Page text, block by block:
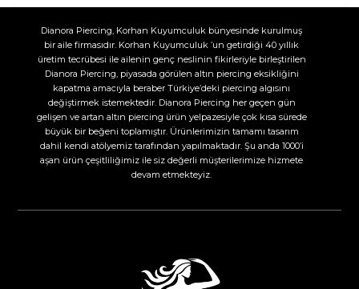
Dianora Piercing, Korhan Kuyumculuk bünyesinde kurulmuş
bir aile firmasıdır. Korhan Kuyumculuk ’un getirdiği 40 yıllık
üretim tecrübesi ile ailenin genç neslinin fikirleriyle birleştirilen
Dianora Piercing, piyasada görülen altın piercing eksikliğini
kapatma amacıyla beraber Türkiye’deki piercing algısını
değiştirmek istemektedir. Dianora Piercing her geçen gün
gelişen ve artan altın piercing ürün yelpazesiyle çok kısa sürede
büyük bir beğeni toplamıştır. Ürünlerimizin tamamı tasarım
dahil kendi atölyemiz tarafından yapılmaktadır. Şu anda 1000’i
aşan ürün çeşitliliğimiz ile siz değerli müşterilerimize hizmete
devam etmekteyiz.​